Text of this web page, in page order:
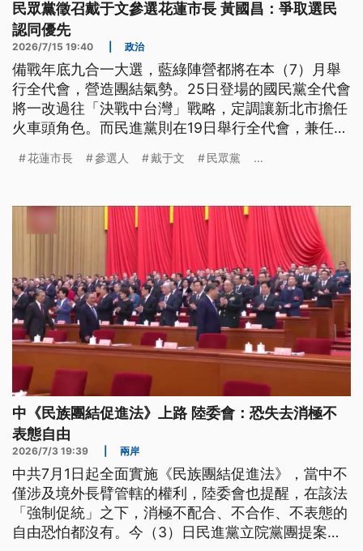
民眾黨徵召戴于文參選花蓮市長 黃國昌：爭取選民
認同優先
2026/7/15 19:40 政治
備戰年底九合一大選，藍綠陣營都將在本（7）月舉
行全代會，營造團結氣勢。25日登場的國民黨全代會
將一改過往「決戰中台灣」戰略，定調讓新北市擔任
火車頭角色。而民進黨則在19日舉行全代會，兼任黨
並授予戰旗、象徵傳承責任與使命。
花蓮市長 參選人 戴于文 民眾黨 ...
中《民族團結促進法》上路 陸委會：恐失去消極不
表態自由
2026/7/3 19:39 兩岸
中共7月1日起全面實施《民族團結促進法》，當中不
僅涉及境外長臂管轄的權利，陸委會也提醒，在該法
「強制促統」之下，消極不配合、不合作、不表態的
自由恐怕都沒有。今（3）日民進黨立院黨團提案譴